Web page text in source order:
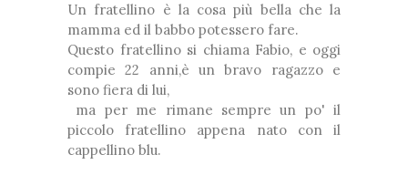
Un fratellino è la cosa più bella che la
mamma ed il babbo potessero fare.
Questo fratellino si chiama Fabio, e oggi
compie 22 anni,è un bravo ragazzo e
sono fiera di lui,
ma per me rimane sempre un po' il
piccolo fratellino appena nato con il
cappellino blu.